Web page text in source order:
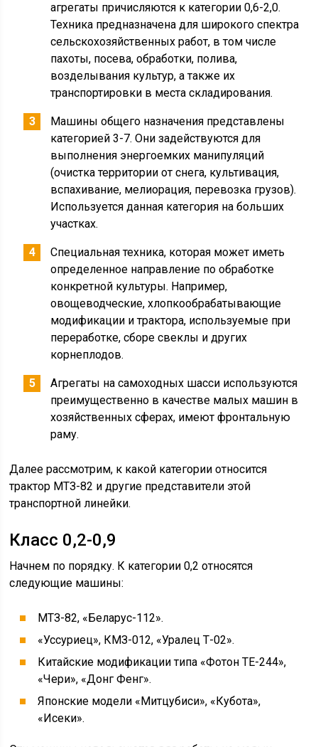
агрегаты причисляются к категории 0,6-2,0.
Техника предназначена для широкого спектра
сельскохозяйственных работ, в том числе
пахоты, посева, обработки, полива,
возделывания культур, а также их
транспортировки в места складирования.
Машины общего назначения представлены
категорией 3-7. Они задействуются для
выполнения энергоемких манипуляций
(очистка территории от снега, культивация,
вспахивание, мелиорация, перевозка грузов).
Используется данная категория на больших
участках.
Специальная техника, которая может иметь
определенное направление по обработке
конкретной культуры. Например,
овощеводческие, хлопкообрабатывающие
модификации и трактора, используемые при
переработке, сборе свеклы и других
корнеплодов.
Агрегаты на самоходных шасси используются
преимущественно в качестве малых машин в
хозяйственных сферах, имеют фронтальную
раму.
Далее рассмотрим, к какой категории относится
трактор МТЗ-82 и другие представители этой
транспортной линейки.
Класс 0,2-0,9
Начнем по порядку. К категории 0,2 относятся
следующие машины:
МТЗ-82, «Беларус-112».
«Уссуриец», КМЗ-012, «Уралец Т-02».
Китайские модификации типа «Фотон ТЕ-244»,
«Чери», «Донг Фенг».
Японские модели «Митцубиси», «Кубота»,
«Исеки».